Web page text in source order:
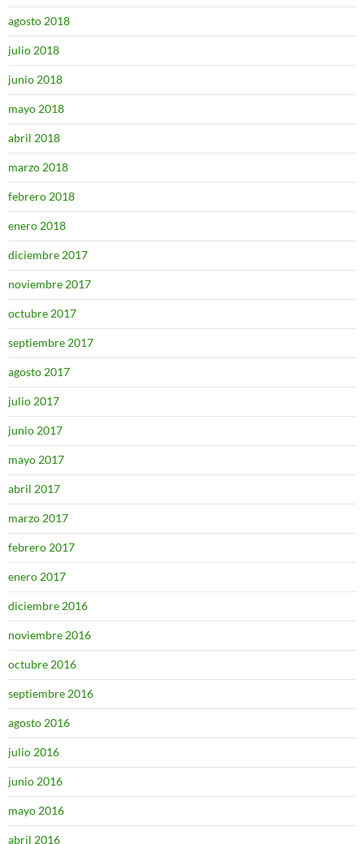
agosto 2018
julio 2018
junio 2018
mayo 2018
abril 2018
marzo 2018
febrero 2018
enero 2018
diciembre 2017
noviembre 2017
octubre 2017
septiembre 2017
agosto 2017
julio 2017
junio 2017
mayo 2017
abril 2017
marzo 2017
febrero 2017
enero 2017
diciembre 2016
noviembre 2016
octubre 2016
septiembre 2016
agosto 2016
julio 2016
junio 2016
mayo 2016
abril 2016